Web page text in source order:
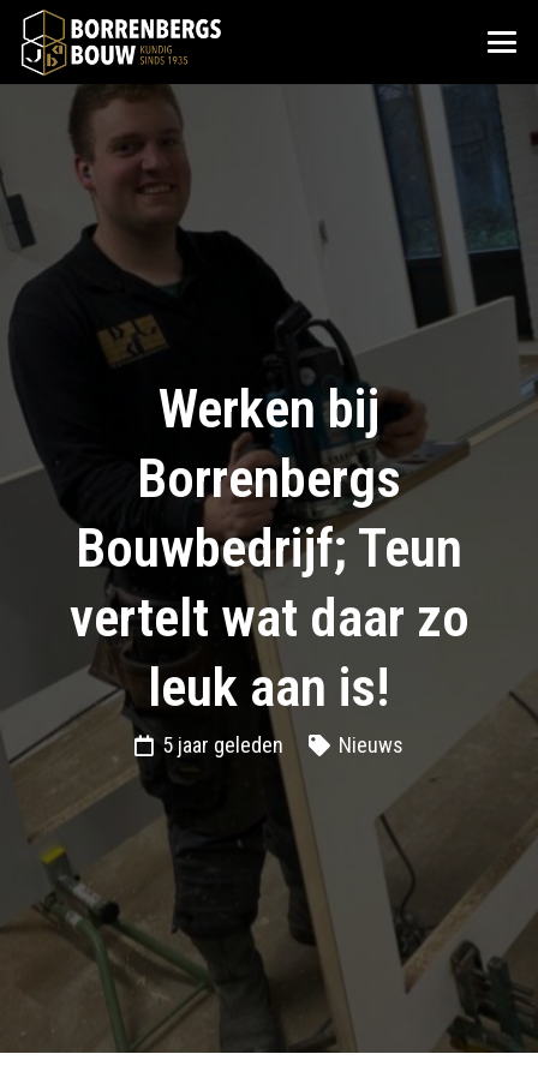
Werken bij
Borrenbergs
Bouwbedrijf; Teun
vertelt wat daar zo
leuk aan is!
5 jaar geleden Nieuws